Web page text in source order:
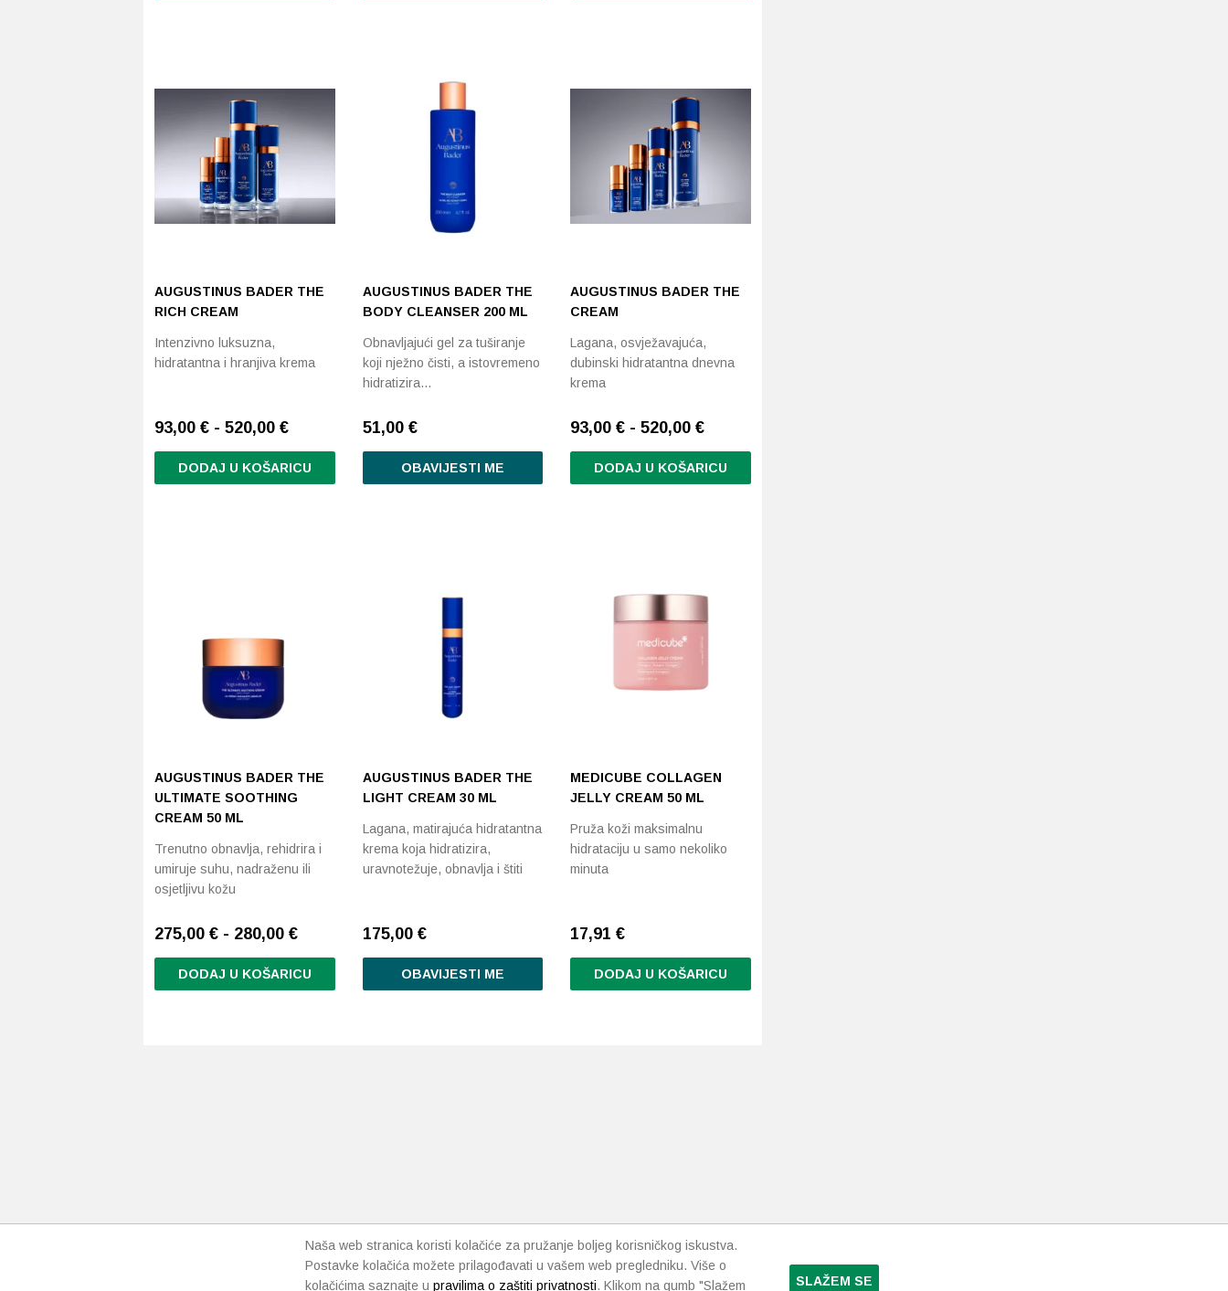
AUGUSTINUS BADER THE
RICH CREAM
Intenzivno luksuzna,
hidratantna i hranjiva krema
93,00 € - 520,00 €
DODAJ U KOŠARICU
proizvoda
AUGUSTINUS BADER THE
BODY CLEANSER 200 ML
Obnavljajući gel za tuširanje
koji nježno čisti, a istovremeno
hidratizira…
51,00 €
OBAVIJESTI ME
AUGUSTINUS BADER THE
CREAM
Lagana, osvježavajuća,
dubinski hidratantna dnevna
krema
93,00 € - 520,00 €
DODAJ U KOŠARICU
AUGUSTINUS BADER THE
ULTIMATE SOOTHING
CREAM 50 ML
Trenutno obnavlja, rehidrira i
umiruje suhu, nadraženu ili
osjetljivu kožu
275,00 € - 280,00 €
DODAJ U KOŠARICU
proizvoda
AUGUSTINUS BADER THE
LIGHT CREAM 30 ML
Lagana, matirajuća hidratantna
krema koja hidratizira,
uravnotežuje, obnavlja i štiti
175,00 €
OBAVIJESTI ME
MEDICUBE COLLAGEN
JELLY CREAM 50 ML
Pruža koži maksimalnu
hidrataciju u samo nekoliko
minuta
17,91€
DODAJ U KOŠARICU
Naša web stranica koristi kolačiće za pružanje boljeg korisničkog iskustva.
Postavke kolačića možete prilagođavati u vašem web pregledniku. Više o
kolačićima saznajte u pravilima o zaštiti privatnosti. Klikom na gumb "Slažem
SLAŽEM SE